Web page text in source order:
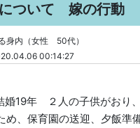
ついて 嫁の行動
身内（女性 50代）
00:14:27
婚19年 ２人の子供がおり
め、保育園の送迎、夕飯準